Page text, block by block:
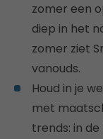
zomer een
diep in het
zomer ziet
vanouds.
Houd in je
met
trends: in